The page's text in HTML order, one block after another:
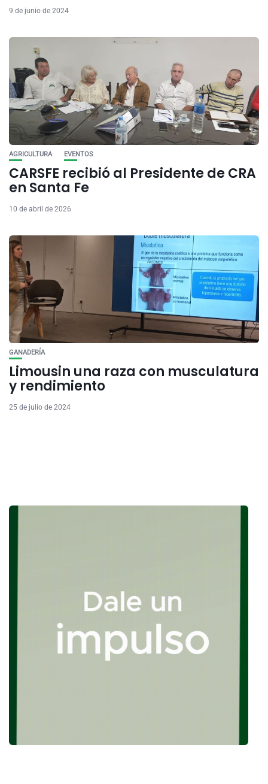
9 de junio de 2024
AGRICULTURA EVENTOS
CARSFE recibió al Presidente de CRA
en Santa Fe
10 de abril de 2026
GANADERÍA
Limousin una raza con musculatura
y rendimiento
25 de julio de 2024